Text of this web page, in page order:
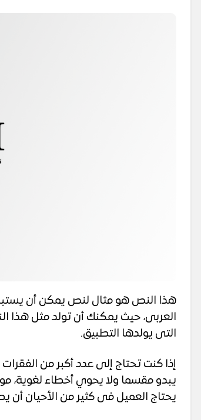
هذا النص هو مثال لنص يمكن أن
العربى، حيث يمكنك أن تولد مثل هذا
التى يولدها التطبيق.
إذا كنت تحتاج إلى عدد أكبر من
يبدو مقسما ولا يحوي أخطاء لغوية،
يحتاج العميل فى كثير من الأحيان